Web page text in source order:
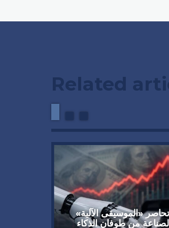
Related
«الموسيقى الآلية»
من طوفان الذكاء